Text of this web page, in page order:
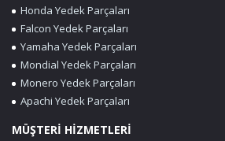
Honda Yedek Parçaları
Falcon Yedek Parçaları
Yamaha Yedek Parçaları
Mondial Yedek Parçaları
Monero Yedek Parçaları
Apachi Yedek Parçaları
MÜŞTERİ HİZMETLERİ